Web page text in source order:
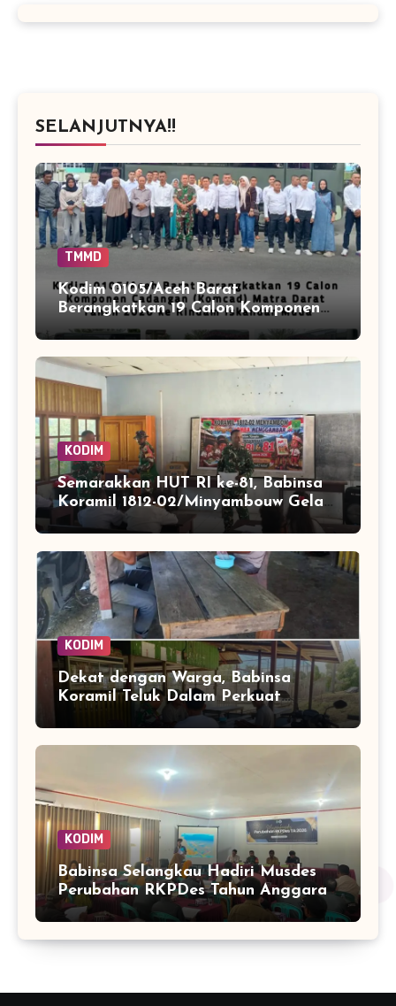
SELANJUTNYA!!
TMMD
Kodim 0105/Aceh Barat
Berangkatkan 19 Calon Komponen
Cadangan (Komcad) Matra Darat
Muda
KODIM
Semarakkan HUT RI ke-81, Babinsa
Koramil 1812-02/Minyambouw Gelar
Aksi Peduli dan Lomba
KODIM
Dekat dengan Warga, Babinsa
Koramil Teluk Dalam Perkuat
Pembinaan Wilayah Simeulue
KODIM
Babinsa Selangkau Hadiri Musdes
Perubahan RKPDes Tahun Anggaran
2026